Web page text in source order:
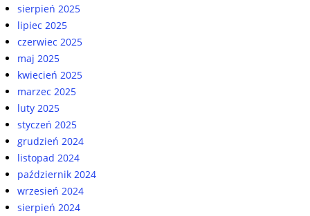
sierpień 2025
lipiec 2025
czerwiec 2025
maj 2025
kwiecień 2025
marzec 2025
luty 2025
styczeń 2025
grudzień 2024
listopad 2024
październik 2024
wrzesień 2024
sierpień 2024